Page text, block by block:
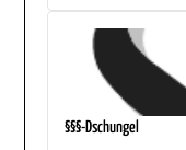
§§§-Dschungel